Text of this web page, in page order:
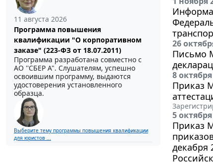
11 августа 2026
Программа повышения
квалификации "О корпоративном
заказе" (223-ФЗ от 18.07.2011)
Программа разработана совместно с
АО ''СБЕР А". Слушателям, успешно
освоившим программу, выдаются
удостоверения установленного
образца.
Выберите тему программы повышения квалификации
для юристов ...
26
Письмо
8
Приказ
5
Приказ
декабря